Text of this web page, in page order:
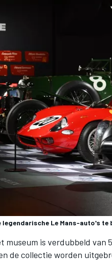
Le Mans-auto's te
museum is verdubbeld van
de collectie worden